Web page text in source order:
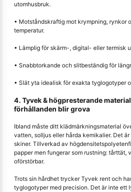
utomhusbruk.
• Motståndskraftig mot krympning, rynkor
temperatur.
• Lämplig för skärm-, digital- eller termisk
• Snabbtorkande och slitbeständig för
• Slät yta idealisk för exakta tyglogotyper
4. Tyvek & högpresterande
förhållanden blir grova
Ibland måste ditt klädmärkningsmaterial
vatten, solljus eller hårda kemikalier. Det
skiner. Tillverkad av
papper men fungerar som rustning: tårttät,
oförstörbar.
Trots sin hårdhet trycker Tyvek rent och
tyglogotyper med precision. Det är inte ett